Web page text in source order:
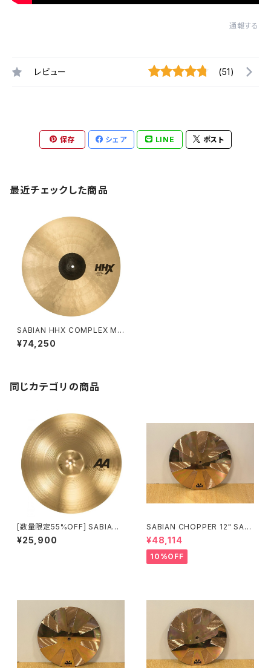
通報する
レビュー (51)
保存 シェア LINE ポスト
最近チェックした商品
SABIAN HHX COMPLEX ME
DIUM RIDE 20" HHX-20CM
R
¥74,250
同じカテゴリの商品
[数量限定55%OFF] SABIAN
AA 20" MEDIUM RIDE AA-2
0MR-B
¥25,900
SABIAN CHOPPER 12" SAB-
CHO12
¥48,114
10%OFF